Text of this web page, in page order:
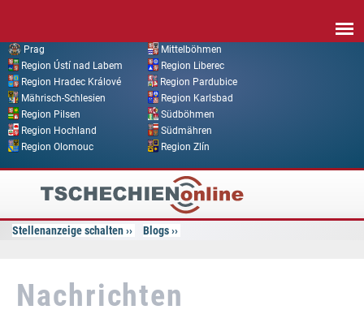
Prag
Mittelböhmen
Region Ústí nad Labem
Region Liberec
Region Hradec Králové
Region Pardubice
Mährisch-Schlesien
Region Karlsbad
Region Pilsen
Südböhmen
Region Hochland
Südmähren
Region Olomouc
Region Zlín
Tschechien
Online
Stellenanzeige schalten Blogs
Nachrichten